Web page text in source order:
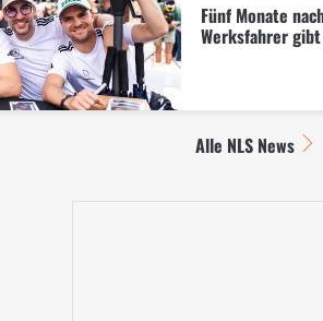
Fünf Monate
Werksfahrer gibt
Alle NLS News